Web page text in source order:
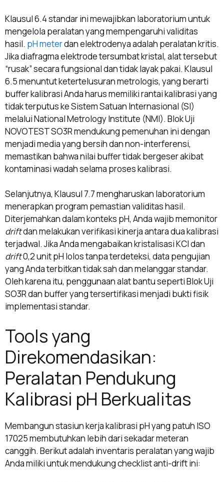
Klausul 6.4 standar ini mewajibkan laboratorium untuk
mengelola peralatan yang mempengaruhi validitas
hasil. pH meterdan elektrodenya adalah peralatan kritis.
Jika diafragma elektrode tersumbat kristal, alat tersebut
“rusak” secara fungsional dan tidak layak pakai. Klausul
6.5 menuntut ketertelusuran metrologis, yang berarti
buffer kalibrasi Anda harus memiliki rantai kalibrasi yang
tidak terputus ke Sistem Satuan Internasional (SI)
melalui National Metrology Institute (NMI). Blok Uji
NOVOTEST SO3R mendukung pemenuhan ini dengan
menjadi media yang bersih dan non-interferensi,
memastikan bahwa nilai buffer tidak bergeser akibat
kontaminasi wadah selama proses kalibrasi.
Selanjutnya, Klausul 7.7 mengharuskan laboratorium
menerapkan program pemastian validitas hasil.
Diterjemahkan dalam konteks pH, Anda wajib memonitor
driftdan melakukan verifikasi kinerja antara dua kalibrasi
terjadwal. Jika Anda mengabaikan kristalisasi KCl dan
drift0,2 unit pH lolos tanpa terdeteksi, data pengujian
yang Anda terbitkan tidak sah dan melanggar standar.
Oleh karena itu, penggunaan alat bantu seperti Blok Uji
SO3R dan buffer yang tersertifikasi menjadi bukti fisik
implementasi standar.
Tools yang
Direkomendasikan:
Peralatan Pendukung
Kalibrasi pH Berkualitas
Membangun stasiun kerja kalibrasi pH yang patuh ISO
17025 membutuhkan lebih dari sekadar meteran
canggih. Berikut adalah inventaris peralatan yang wajib
Anda miliki untuk mendukung checklist anti-drift ini: